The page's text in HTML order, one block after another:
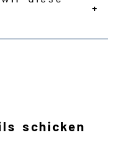
schicken